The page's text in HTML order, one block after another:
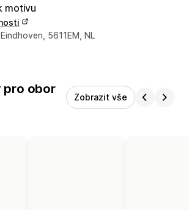
motivu
5611EM, NL
pro obor
Zobrazit vše